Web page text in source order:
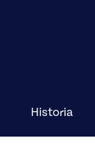
Historia